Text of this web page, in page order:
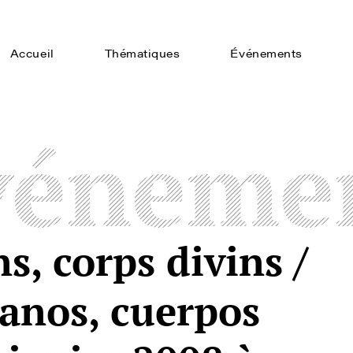
Accueil Thématiques Événements
corps divins /
cuerpos